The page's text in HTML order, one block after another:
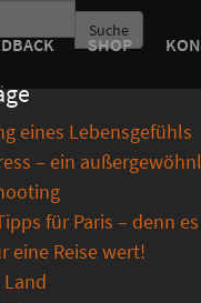
SHOP
Suche
eines Lebensgefühls
– ein
für Paris – denn
eine Reise wert!
Land